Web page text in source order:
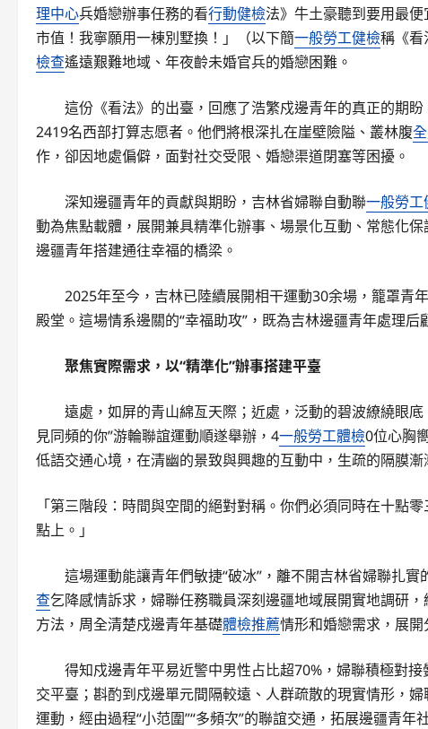
理中心兵婚戀辦事任務的看行動健檢法》牛土豪聽到要用最
市值！我寧願用一棟別墅換！」（以下簡一般勞工健檢稱《看
檢查遙遠艱難地域、年夜齡未婚官兵的婚戀困難。
這份《看法》的出臺，回應了浩繁戍邊青年的真正的期
2419名西部打算志愿者。他們將根深扎在崖壁險隘、叢林腹
作，卻因地處偏僻，面對社交受限、婚戀渠道閉塞等困擾。
深知邊疆青年的貢獻與期盼，吉林省婦聯自動聯一般勞工
動為焦點載體，展開兼具精準化辦事、場景化互動、常態化
邊疆青年搭建通往幸福的橋梁。
2025年至今，吉林已陸續展開相干運動30余場，籠罩青
殿堂。這場情系邊關的“幸福助攻”，既為吉林邊疆青年處理
聚焦實際需求，以“精準化”辦事搭建平臺
遠處，如屏的青山綿亙天際；近處，泛動的碧波繚繞眼
見同頻的你”游輪聯誼運動順遂舉辦，4一般勞工體檢0位心胸
低語交通心境，在清幽的景致與興趣的互動中，生疏的隔膜漸
「第三階段：時間與空間的絕對對稱。你們必須同時在十點
點上。」
這場運動能讓青年們敏捷“破冰”，離不開吉林省婦聯扎
查乞降感情訴求，婦聯任務職員深刻邊疆地域展開實地調研
方法，周全清楚戍邊青年基礎體檢推薦情形和婚戀需求，展開
得知戍邊青年平易近警中男性占比超70%，婦聯積極對
交平臺；斟酌到戍邊單元間隔較遠、人群疏散的現實情形，
運動，經由過程“小范圍”“多頻次”的聯誼交通，拓展邊疆青